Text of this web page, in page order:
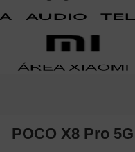
POCO X8 Pro